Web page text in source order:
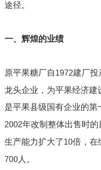
途径。
一、辉煌的业绩
原平果糖厂自1972建厂投
龙头企业，为平果经济
是平果县级国有企业的
2002年改制整体出售时的
生产能力扩大了10倍，在
700人。